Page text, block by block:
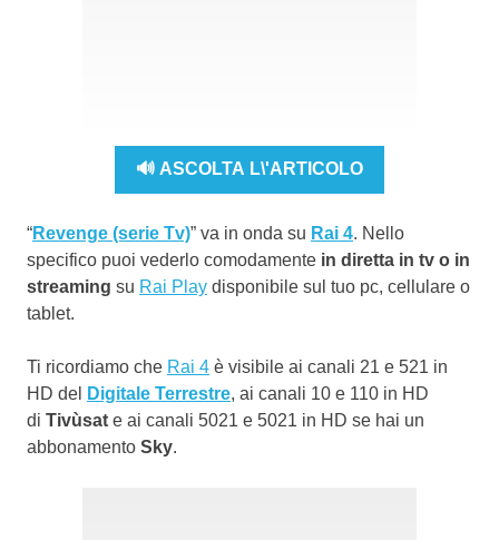
🔊 ASCOLTA L\'ARTICOLO
“Revenge (serie Tv)” va in onda su Rai 4. Nello
specifico puoi vederlo comodamente in diretta in tv o in
streaming su Rai Play disponibile sul tuo pc, cellulare o
tablet.
Ti ricordiamo che Rai 4 è visibile ai canali 21 e 521 in
HD del
Digitale Terrestre, ai canali 10 e 110 in HD
di Tivùsat e ai canali 5021 e 5021 in HD se hai un
abbonamento Sky.